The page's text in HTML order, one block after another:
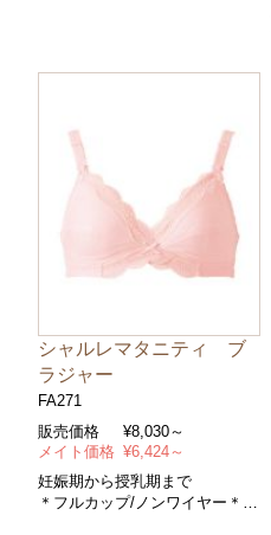
シャルレマタニティ ブ
ラジャー
FA271
販売価格
¥8,030～
メイト価格 ¥6,424～
妊娠期から授乳期まで
＊フルカップ/ノンワイヤー＊コ